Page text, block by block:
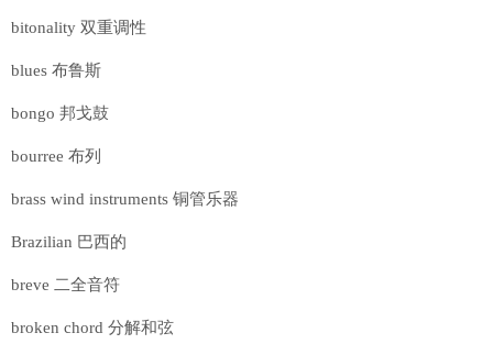
bitonality 双重调性
blues 布鲁斯
bongo 邦戈鼓
bourree 布列
brass wind instruments 铜管乐器
Brazilian 巴西的
breve 二全音符
broken chord 分解和弦